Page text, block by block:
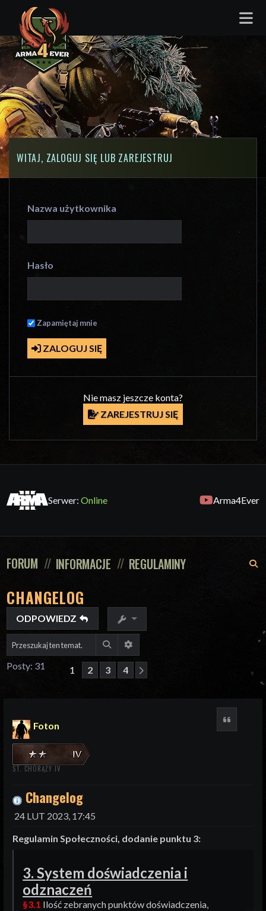
WITAJ, ZALOGUJ SIĘ LUB ZAREJESTRUJ
Nazwa użytkownika
Hasło
Zapamiętaj mnie
ZALOGUJ SIĘ
Nie masz jeszcze konta?
ZAREJESTRUJ SIĘ
Serwer:Online Arma4Ever
FORUM INFORMACJE REGULAMINY
CHANGELOG
ODPOWIEDZ
Szukaj
Posty: 31 1 2 3 4
Foton
ST. CHORĄŻY IV
Changelog
24 LUT 2023, 17:45
Regulamin Społeczności, dodanie punktu 3:
3. System doświadczenia i
odznaczeń
§3.1 Ilość zebranych punktów doświadczenia,